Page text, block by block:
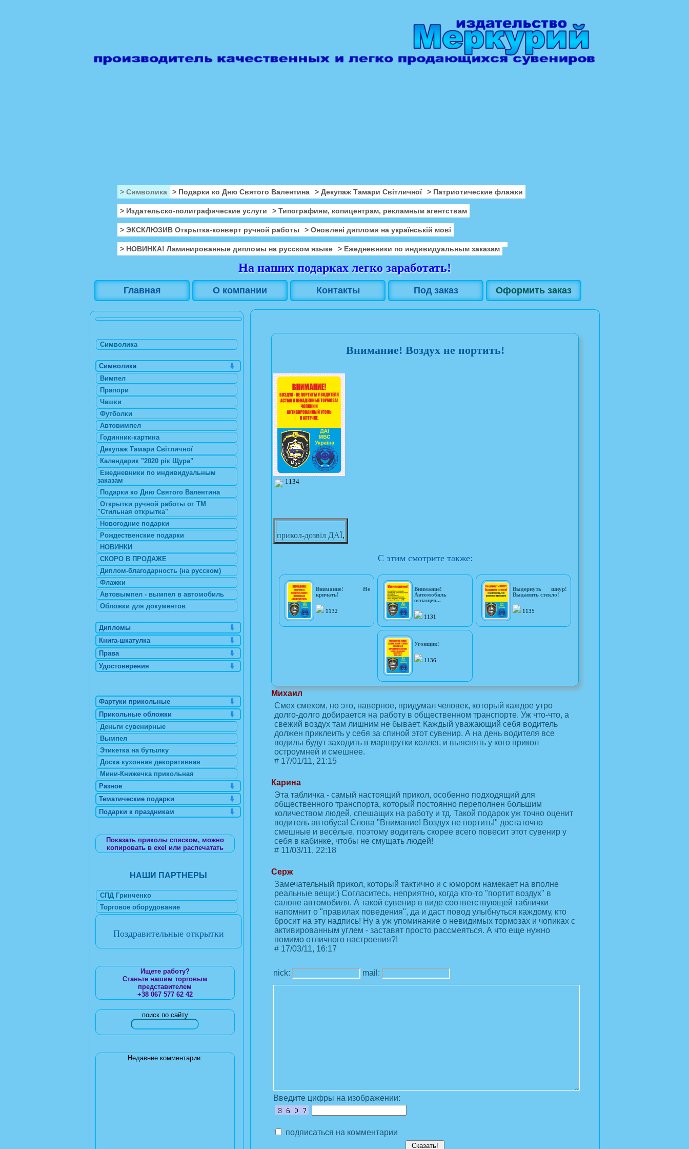
> Символика > Подарки ко Дню Святого Валентина > Декупаж Тамари Світличної > Патриотические флажки
> Издательско-полиграфические услуги > Типографиям, копицентрам, рекламным агентствам
> ЭКСКЛЮЗИВ Открытка-конверт ручной работы > Оновлені дипломи на українській мові
> НОВИНКА! Ламинированные дипломы на русском языке > Ежедневники по индивидуальным заказам
На наших подарках легко заработать!
Главная О компании Контакты Под заказ Оформить заказ
Внимание! Воздух не портить!
1134
прикол-дозвіл ДАЇ,
С этим смотрите также:
Внимание! Не
кричать!
1132
Внимание!
Автомобиль
оснащен...
1131
Выдернуть шнур!
Выдавить стекло!
1135
Угонщик!
1136
Михаил
Смех смехом, но это, наверное, придумал человек, который каждое утро
долго-долго добирается на работу в общественном транспорте. Уж что-что, а
свежий воздух там лишним не бывает. Каждый уважающий себя водитель
должен приклеить у себя за спиной этот сувенир. А на день водителя все
водилы будут заходить в маршрутки коллег, и выяснять у кого прикол
остроумней и смешнее.
# 17/01/11, 21:15
Карина
Эта табличка - самый настоящий прикол, особенно подходящий для
общественного транспорта, который постоянно переполнен большим
количеством людей, спешащих на работу и тд. Такой подарок уж точно оценит
водитель автобуса! Слова "Внимание! Воздух не портить!" достаточно
смешные и весёлые, поэтому водитель скорее всего повесит этот сувенир у
себя в кабинке, чтобы не смущать людей!
# 11/03/11, 22:18
Серж
Замечательный прикол, который тактично и с юмором намекает на вполне
реальные вещи:) Согласитесь, неприятно, когда кто-то "портит воздух" в
салоне автомобиля. А такой сувенир в виде соответствующей таблички
напомнит о "правилах поведения", да и даст повод улыбнуться каждому, кто
бросит на эту надпись! Ну а уж упоминание о невидимых тормозах и чопиках с
активированным углем - заставят просто рассмеяться. А что еще нужно
помимо отличного настроения?!
# 17/03/11, 16:17
nick: mail:
Введите цифры на изображении:
подписаться на комментарии
Символика
Символика
Вимпел
Прапори
Чашки
Футболки
Автовимпел
Годинник-картина
Декупаж Тамари Світличної
Календарик "2020 рік Щура"
Ежедневники по индивидуальным
заказам
Подарки ко Дню Святого Валентина
Открытки ручной работы от ТМ
"Стильная открытка"
Новогодние подарки
Рождественские подарки
НОВИНКИ
СКОРО В ПРОДАЖЕ
Диплом-благодарность (на русском)
Флажки
Автовымпел - вымпел в автомобиль
Обложки для документов
Дипломы
Книга-шкатулка
Права
Удостоверения
Фартуки прикольные
Прикольные обложки
Деньги сувенирные
Вымпел
Этикетка на бутылку
Доска кухонная декоративная
Мини-Книжечка прикольная
Разное
Тематические подарки
Подарки к праздникам
Показать приколы списком, можно
копировать в exel или распечатать
НАШИ ПАРТНЕРЫ
СПД Гринченко
Торговое оборудование
Поздравительные открытки
Ищете работу?
Станьте нашим торговым
представителем
+38 067 577 62 42
поиск по сайту
Недавние комментарии: